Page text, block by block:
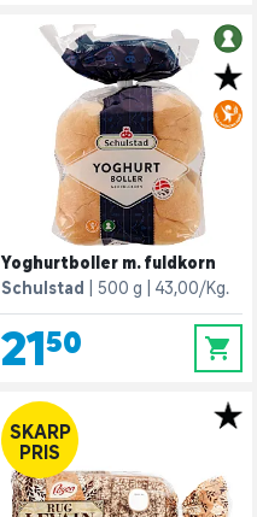
Yoghurtboller m. fuldkorn
Schulstad
500 g 43,00/Kg.
21,50 0
SKARP
PRIS